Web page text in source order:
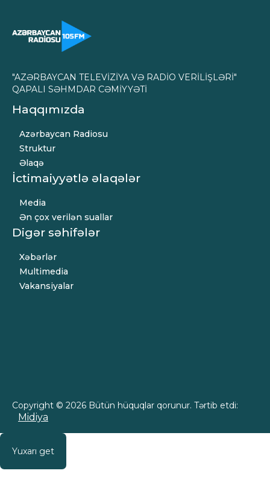
"AZƏRBAYCAN TELEVİZİYA VƏ RADİO VERİLİŞLƏRİ"
QAPALI SƏHMDAR CƏMİYYƏTİ
Haqqımızda
Azərbaycan Radiosu
Struktur
Əlaqə
İctimaiyyətlə əlaqələr
Media
Ən çox verilən suallar
Digər səhifələr
Xəbərlər
Multimedia
Vakansiyalar
Copyright © 2026 Bütün hüquqlar qorunur. Tərtib etdi:
Midiya
Yuxarı get